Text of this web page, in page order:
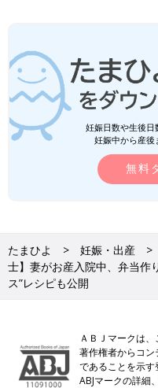
妊娠日数や生後日
妊娠中から産後
無料
たまひよ 妊娠・出産
士】妻がお産入院中、弁当作
ス”レシピも公開
ＡＢＪマークは、
著作権者からコ
であることを示す
ABJマークの詳細